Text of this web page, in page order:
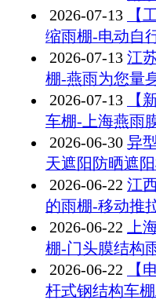
2026-07-13
【
缩雨棚-电动自
2026-07-13 江
棚-燕雨为您量
2026-07-13
【
车棚-上海燕雨
2026-06-30 异
天遮阳防晒遮
2026-06-22 江
的雨棚-移动推
2026-06-22
上
棚-门头膜结构
2026-06-22
【
杆式钢结构车